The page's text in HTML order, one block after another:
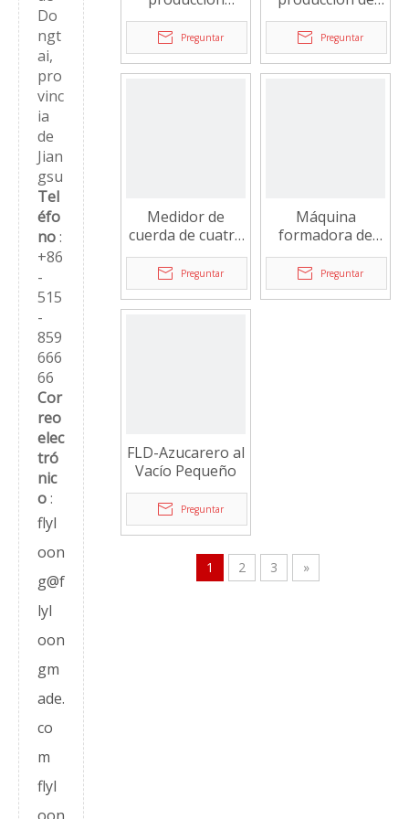
Do
ngt
ai,
pro
vinc
ia
de
Jian
gsu
Tel
éfo
no:
+86
-
515
-
859
666
66
Cor
reo
elec
tró
nic
o:
flyl
oon
g@f
lyl
oon
gm
ade.
co
m
flyl
horizontal para
formar y
empacar
piruletas planas
Preguntar
piruletas planas
FLD-Ty350
Preguntar
Medidor de
cuerda de cuatro
rodillos FLD
Preguntar
Máquina
formadora de
caramelos FLD-
Rolling
Preguntar
FLD-Azucarero al
Vacío Pequeño
Preguntar
1 2 3 »